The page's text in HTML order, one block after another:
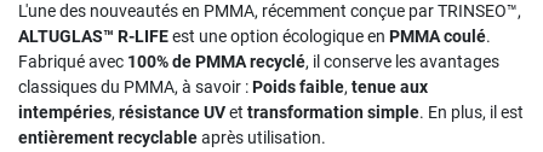
L'une des nouveautés en PMMA, récemment conçue par TRINSEO™,
ALTUGLAS™ R-LIFEest une option écologique en PMMA coulé.
Fabriqué avec 100% de PMMA recyclé, il conserve les avantages
classiques du PMMA, à savoir :Poids faible, tenue aux
intempéries, résistance UVet transformation simple. En plus, il est
entièrement recyclableaprès utilisation.